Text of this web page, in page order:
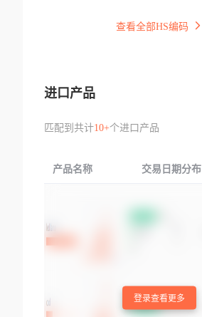
查看全部HS编码
进口产品
匹配到共计10+个进口产品
产品名称 交易日期分布
登录查看更多